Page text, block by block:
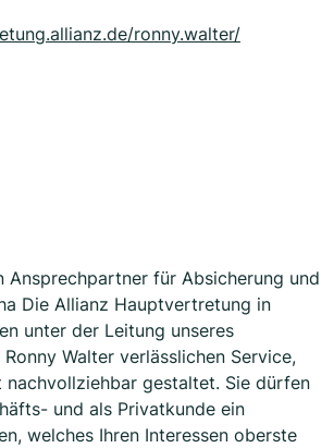
ronny.walter/
Ansprechpartner für Absicherung und
Die Allianz Hauptvertretung in
unter der Leitung unseres
Walter verlässlichen Service,
nachvollziehbar gestaltet. Sie dürfen
und als Privatkunde ein
welches Ihren Interessen oberste